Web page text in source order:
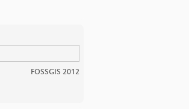
FOSSGIS 2012